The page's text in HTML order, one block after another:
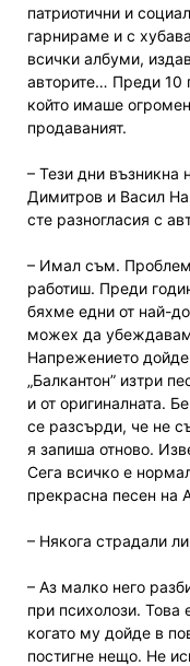
патриотични и
гарнираме и с
всички албуми,
авторите… Преди 10
който имаше
продаваният.
– Тези дни
Димитров и Васил
сте разногласия с
– Имал съм.
работиш. Преди
бяхме едни от най-
можех да убеждавам
Напрежението
„Балкантон” изтри
и от оригиналната.
се разсърди, че не
я запиша отново.
Сега всичко е
прекрасна песен на
– Някога страдали
– Аз малко него
при психолози. Това
когато му дойде в
постигне нещо. Не